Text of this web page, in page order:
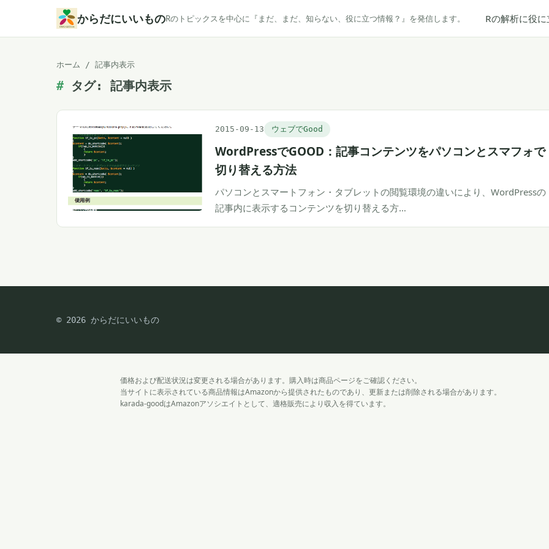
からだにいいものRのトピックスを中心に『まだ、まだ、知らない、役に立つ情報？』を発信します。 Rの解析に役
ホーム / 記事内表示
タグ: 記事内表示
2015-09-13 ウェブでGood
WordPressでGOOD：記事コンテンツをパソコンとスマフォで
切り替える方法
パソコンとスマートフォン・タブレットの閲覧環境の違いにより、WordPressの
記事内に表示するコンテンツを切り替える方…
© 2026 からだにいいもの
価格および配送状況は変更される場合があります。購入時は商品ページをご確認ください。
当サイトに表示されている商品情報はAmazonから提供されたものであり、更新または削除される場合があります。
karada-goodはAmazonアソシエイトとして、適格販売により収入を得ています。